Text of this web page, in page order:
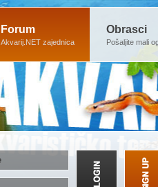
Forum
Akvarij.NET zajednica
Obrasci
Pošaljite mali